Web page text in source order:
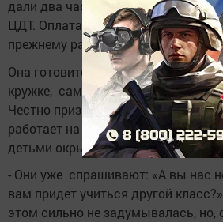
дали два часа в неделю кружка
ЦДТ. Оплата совсем небольшая,
прежнему работает по велению
Она готовится и к урокам, и к
кружке, сама делает реквизит для
Честно призналась, что устает,
работает на четверть ставки, но
детьми окрыляют.
- Они уже спрашивают: «А вы нас
вам придет учиться другой
этом сильно не задумывалась, но,